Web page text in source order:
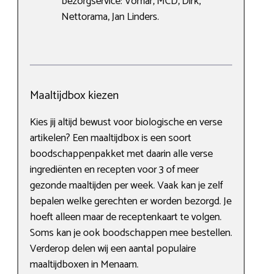
Nettorama, Jan Linders.
Maaltijdbox kiezen
Kies jij altijd bewust voor biologische en verse
artikelen? Een maaltijdbox is een soort
boodschappenpakket met daarin alle verse
ingrediënten en recepten voor 3 of meer
gezonde maaltijden per week. Vaak kan je zelf
bepalen welke gerechten er worden bezorgd. Je
hoeft alleen maar de receptenkaart te volgen.
Soms kan je ook boodschappen mee bestellen.
Verderop delen wij een aantal populaire
maaltijdboxen in Menaam.